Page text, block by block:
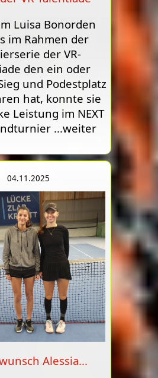
Luisa Bonorden
im Rahmen der
der VR-
den ein oder
und Podestplatz
hat, konnte sie
Leistung im NEXT
...weiter
04.11.2025
Alessia...